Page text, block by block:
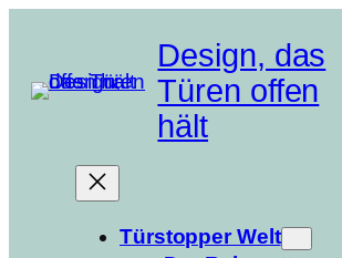
springen
Design, das
Türen offen
hält
Türstopper Welt